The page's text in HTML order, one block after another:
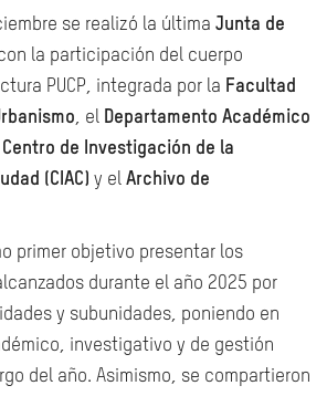
se realizó la última Junta de
la participación del cuerpo
PUCP, integrada por la Facultad
, el Departamento Académico
Centro de Investigación de la
(CIAC) y el Archivo de
primer objetivo presentar los
durante el año 2025 por
y subunidades, poniendo en
investigativo y de gestión
del año. Asimismo, se compartieron